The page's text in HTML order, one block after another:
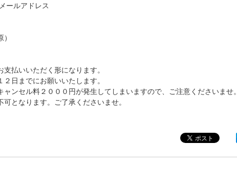
ールアドレス
払いいただく形になります。
日までにお願いいたします。
ンセル料２０００円が発生してしまいますので、ご注意くださいませ。
となります。ご了承くださいませ。